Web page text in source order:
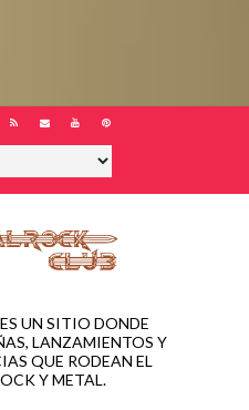
UN SITIO DONDE
LANZAMIENTOS Y
QUE RODEAN EL
Y METAL.